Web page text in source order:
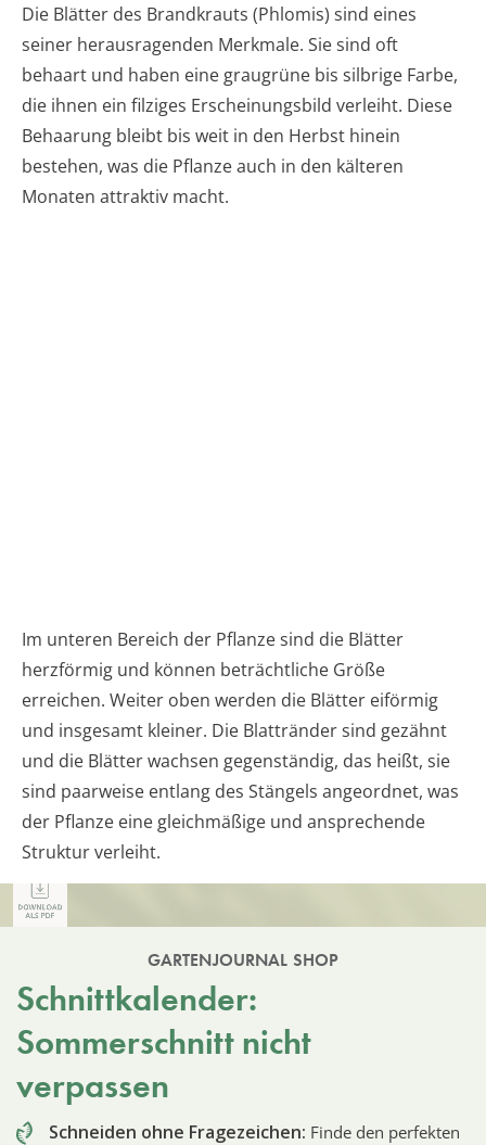
Die Blätter des Brandkrauts (Phlomis) sind eines
seiner herausragenden Merkmale. Sie sind oft
behaart und haben eine graugrüne bis silbrige Farbe,
die ihnen ein filziges Erscheinungsbild verleiht. Diese
Behaarung bleibt bis weit in den Herbst hinein
bestehen, was die Pflanze auch in den kälteren
Monaten attraktiv macht.
Im unteren Bereich der Pflanze sind die Blätter
herzförmig und können beträchtliche Größe
erreichen. Weiter oben werden die Blätter eiförmig
und insgesamt kleiner. Die Blattränder sind gezähnt
und die Blätter wachsen gegenständig, das heißt, sie
sind paarweise entlang des Stängels angeordnet, was
der Pflanze eine gleichmäßige und ansprechende
Struktur verleiht.
GARTENJOURNAL SHOP
Schnittkalender:
Sommerschnitt nicht
verpassen
Schneiden ohne Fragezeichen: Finde den perfekten